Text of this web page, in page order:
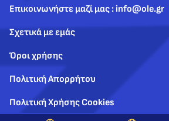
Επικοινωνήστε μαζί μας : info@ole.gr
Σχετικά με εμάς
Όροι χρήσης
Πολιτική Απορρήτου
Πολιτική Χρήσης Cookies